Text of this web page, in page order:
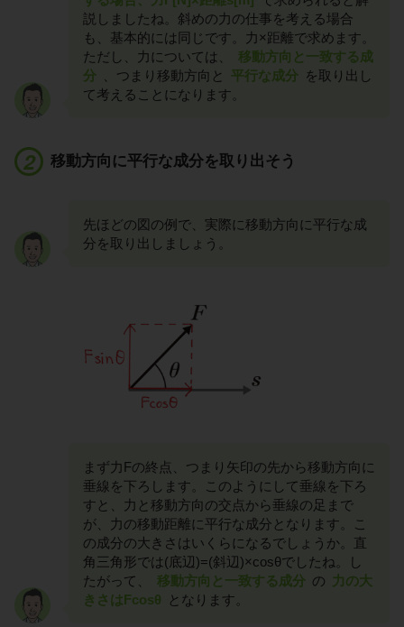
説しましたね。斜めの力の仕事を考える場合
も、基本的には同じです。力×距離で求めます。
ただし、力については、
移動方向と一致する成
分
、つまり移動方向と 平行な成分 を取り出し
て考えることになります。
移動方向に平行な成分を取り出そう
先ほどの図の例で、実際に移動方向に平行な成
分を取り出しましょう。
まず力Fの終点、つまり矢印の先から移動方向に
垂線を下ろします。このようにして垂線を下ろ
すと、力と移動方向の交点から垂線の足まで
が、力の移動距離に平行な成分となります。こ
の成分の大きさはいくらになるでしょうか。直
角三角形では(底辺)=(斜辺)×cosθでしたね。し
たがって、
移動方向と一致する成分 の 力の大
きさはFcosθ
となります。